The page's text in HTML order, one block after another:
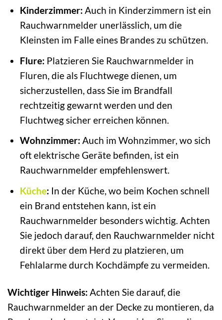
Kinderzimmer: Auch in Kinderzimmern ist ein
Rauchwarnmelder unerlässlich, um die
Kleinsten im Falle eines Brandes zu schützen.
Flure: Platzieren Sie Rauchwarnmelder in
Fluren, die als Fluchtwege dienen, um
sicherzustellen, dass Sie im Brandfall
rechtzeitig gewarnt werden und den
Fluchtweg sicher erreichen können.
Wohnzimmer: Auch im Wohnzimmer, wo sich
oft elektrische Geräte befinden, ist ein
Rauchwarnmelder empfehlenswert.
Küche: In der Küche, wo beim Kochen schnell
ein Brand entstehen kann, ist ein
Rauchwarnmelder besonders wichtig. Achten
Sie jedoch darauf, den Rauchwarnmelder nicht
direkt über dem Herd zu platzieren, um
Fehlalarme durch Kochdämpfe zu vermeiden.
Wichtiger Hinweis: Achten Sie darauf, die
Rauchwarnmelder an der Decke zu montieren, da